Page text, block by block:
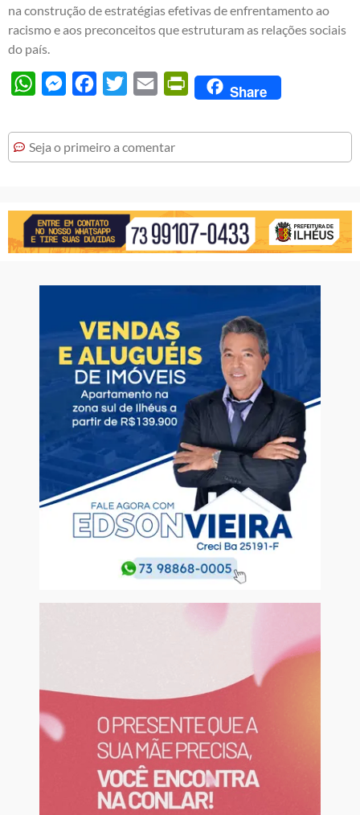
na construção de estratégias efetivas de enfrentamento ao
racismo e aos preconceitos que estruturam as relações sociais
do país.
WhatsAppMessengerFacebook
Twitter Email PrintFriendly
Share
Seja o primeiro a comentar